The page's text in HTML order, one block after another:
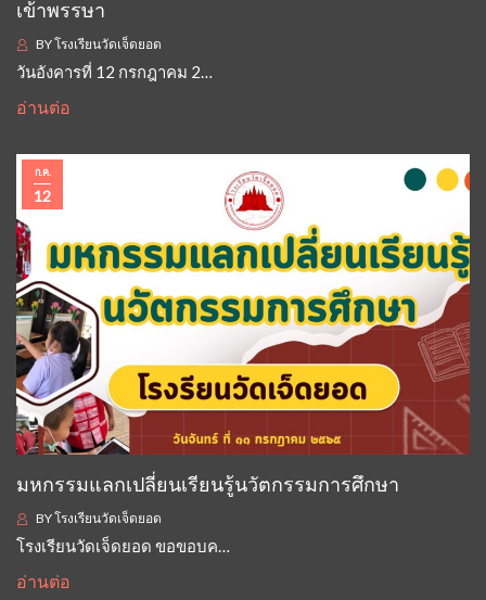
เข้าพรรษา
BYโรงเรียนวัดเจ็ดยอด
วันอังคารที่ 12 กรกฎาคม 2…
อ่านต่อ
ก.ค.
12
มหกรรมแลกเปลี่ยนเรียนรู้นวัตกรรมการศึกษา
BYโรงเรียนวัดเจ็ดยอด
โรงเรียนวัดเจ็ดยอด ขอขอบค…
อ่านต่อ